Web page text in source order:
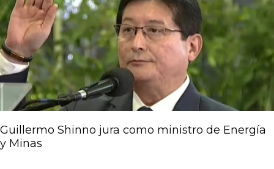
Guillermo Shinno jura como ministro de Energía
y Minas